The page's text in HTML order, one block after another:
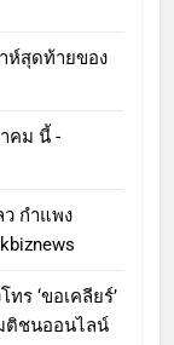
าห์สุดท้ายของ
คม นี้ -
ว กำแพง
ร ‘ขอเคลียร์’
ติชนออนไลน์